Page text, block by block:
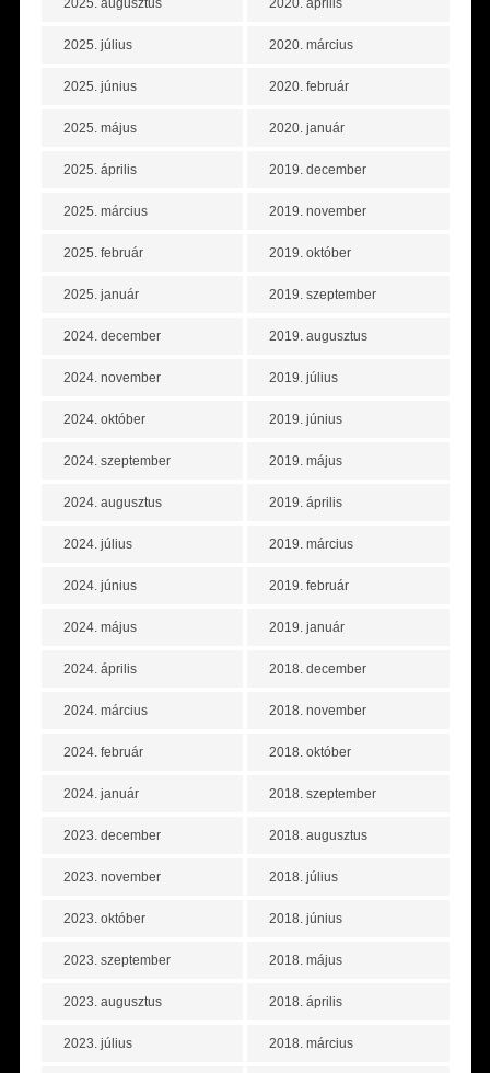
2025. augusztus
2025. július
2025. június
2025. május
2025. április
2025. március
2025. február
2025. január
2024. december
2024. november
2024. október
2024. szeptember
2024. augusztus
2024. július
2024. június
2024. május
2024. április
2024. március
2024. február
2024. január
2023. december
2023. november
2023. október
2023. szeptember
2023. augusztus
2023. július
2020. április
2020. március
2020. február
2020. január
2019. december
2019. november
2019. október
2019. szeptember
2019. augusztus
2019. július
2019. június
2019. május
2019. április
2019. március
2019. február
2019. január
2018. december
2018. november
2018. október
2018. szeptember
2018. augusztus
2018. július
2018. június
2018. május
2018. április
2018. március